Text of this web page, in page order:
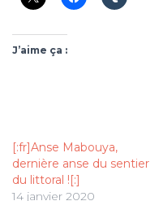
J’aime ça :
[:fr]Anse Mabouya,
dernière anse du sentier
du littoral ![:]
14 janvier 2020